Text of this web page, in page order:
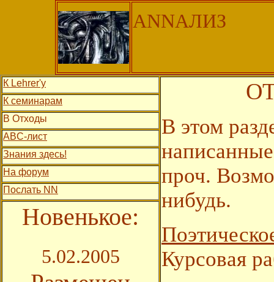
АNNАЛИЗ
К Lehrer'у
В этом
проч. Возмо
нибудь.
Курсовая
К семинарам
В Отходы
ABC-лист
Знания здесь!
На форум
Послать NN
Новенькое:
5.02.2005